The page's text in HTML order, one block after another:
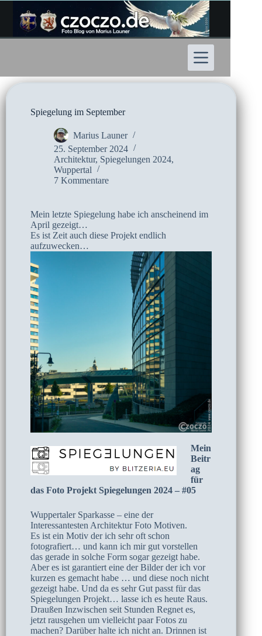
Inhalt
springen
Spiegelung im September
Marius Launer
25. September 2024
Architektur, Spiegelungen 2024,
Wuppertal
7 Kommentare
Mein letzte Spiegelung habe ich anscheinend im
April gezeigt…
Es ist Zeit auch diese Projekt endlich
aufzuwecken…
Mein
Beitr
ag
für
das Foto Projekt Spiegelungen 2024 – #05
Wuppertaler Sparkasse – eine der
Interessantesten Architektur Foto Motiven.
Es ist ein Motiv der ich sehr oft schon
fotografiert… und kann ich mir gut vorstellen
das gerade in solche Form sogar gezeigt habe.
Aber es ist garantiert eine der Bilder der ich vor
kurzen es gemacht habe … und diese noch nicht
gezeigt habe. Und da es sehr Gut passt für das
Spiegelungen Projekt… lasse ich es heute Raus.
Draußen Inzwischen seit Stunden Regnet es,
jetzt rausgehen um vielleicht paar Fotos zu
machen? Darüber halte ich nicht an. Drinnen ist